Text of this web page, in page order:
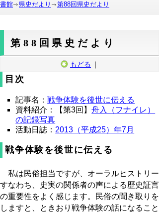
書館
県史だより 第88回県史だより
第88回県史だより
もどる ｜
目次
記事名：戦争体験を後世に伝える
資料紹介：【第3回】舟入（フナイレ）
の記録写真
活動日誌： 2013（平成25）年7月
戦争体験を後世に伝える
私は民俗担当ですが、オーラルヒストリー
すなわち、史実の関係者の声による歴史証言
の重要性をよく感じます。民俗の聞き取りを
しますと、ときおり戦争体験の話になること